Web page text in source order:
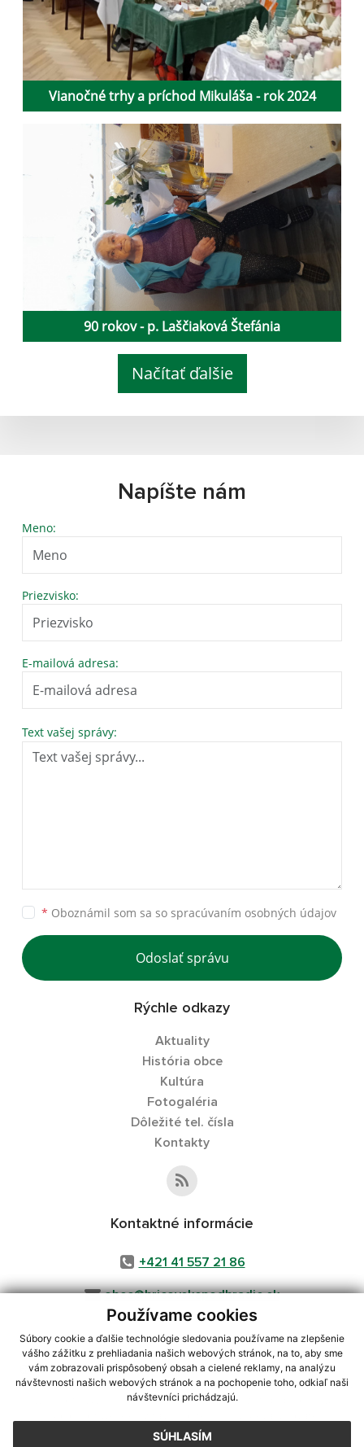
Používame cookies
Súbory cookie a ďalšie technológie sledovania používame na zlepšenie
vášho zážitku z prehliadania našich webových stránok, na to, aby sme
vám zobrazovali prispôsobený obsah a cielené reklamy, na analýzu
návštevnosti našich webových stránok a na pochopenie toho, odkiaľ naši
návštevníci prichádzajú.
SÚHLASÍM
Vianočné trhy a príchod Mikuláša - rok 2024
90 rokov - p. Laščiaková Štefánia
Načítať ďalšie
Napíšte nám
Meno:
Priezvisko:
E-mailová adresa:
Text vašej správy:
* Oboznámil som sa so spracúvaním osobných údajov
Odoslať správu
Rýchle odkazy
Aktuality
História obce
Kultúra
Fotogaléria
Dôležité tel. čísla
Kontakty
Kontaktné informácie
+421 41 557 21 86
obec@hricovskepodhradie.sk
využite možnosť získavania aktuálnych informácií s využitím RSS
CMS systém (redakčný) systém ECHELON 2,Mapa stránok,web portál
webex.digital, s.r.o.,domény,registrácia domény